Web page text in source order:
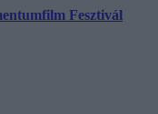
Fesztivál